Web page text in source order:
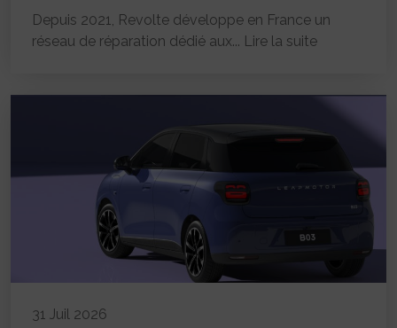
Depuis 2021, Revolte développe en France un
réseau de réparation dédié aux... Lire la suite
31 Juil 2026